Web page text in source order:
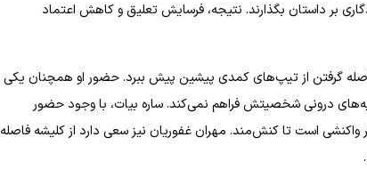
بر داستان بگذارند. نتیجه، فرسایش تعلیق و کاهش اعتماد
گرفتن از تیپ‌های کمدی پیشین پیش ببرد. حضور او همچنان یکی
درونی شخصیتش فراهم نمی‌کند. ساره بیات، با وجود حضور
است تا کنش‌مند. مهران غفوریان نیز سعی دارد از کلیشه فاصله